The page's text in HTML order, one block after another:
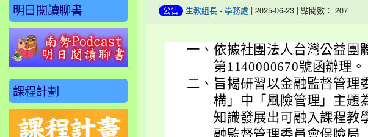
公告 生教組長 - 學務處 | 2025-06-23 | 點閱數： 207
一、 依據社團法人台灣公益團
第1140000670號函辦理。
二、 旨揭研習以金融監督管理
構」中「風險管理」主題
知識發展出可融入課程教
明日閱讀聊書
課程計劃